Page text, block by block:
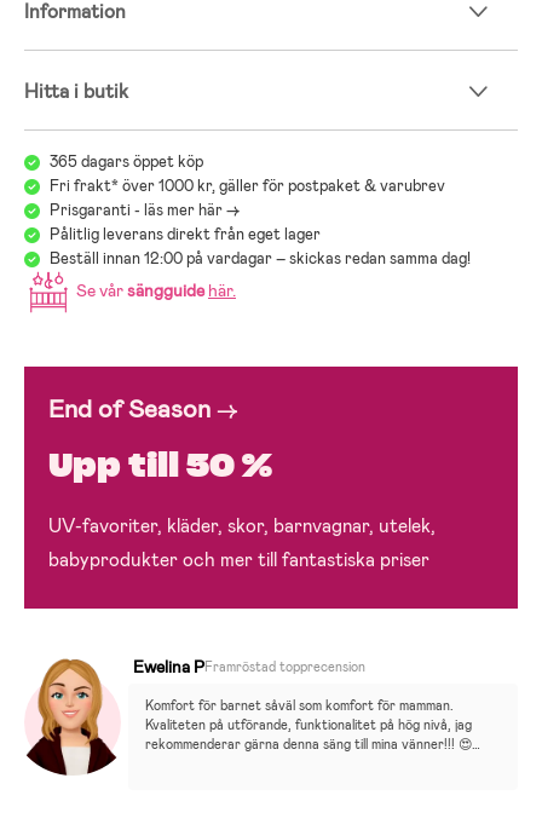
Information
Hitta i butik
365 dagars öppet köp
Fri frakt* över 1000 kr, gäller för postpaket & varubrev
Prisgaranti - läs mer här ->
Pålitlig leverans direkt från eget lager
Beställ innan 12:00 på vardagar – skickas redan samma dag!
Se vårsängguide här.
End of Season→
Upp till 50 %
UV-favoriter, kläder, skor, barnvagnar, utelek,
babyprodukter och mer till fantastiska priser
Ewelina PFramröstad topprecension
Komfort för barnet såväl som komfort för mamman.
Kvaliteten på utförande, funktionalitet på hög nivå, jag
rekommenderar gärna denna säng till mina vänner!!! 😍👶🏻